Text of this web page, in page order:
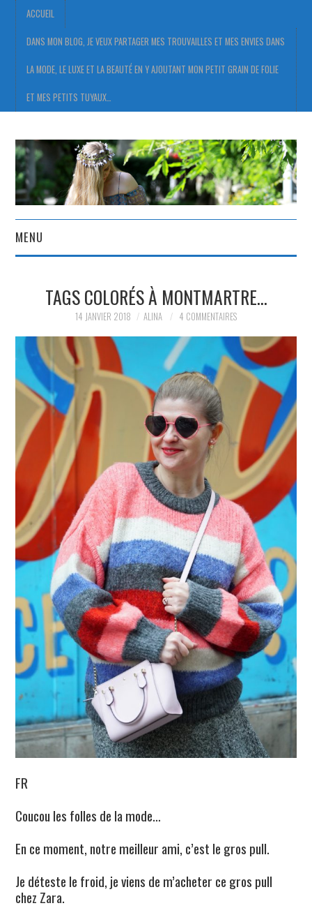
ACCUEIL
DANS MON BLOG, JE VEUX PARTAGER MES TROUVAILLES ET MES ENVIES DANS
LA MODE, LE LUXE ET LA BEAUTÉ EN Y AJOUTANT MON PETIT GRAIN DE FOLIE
ET MES PETITS TUYAUX…
MENU
DANS MON BLOG, JE VEUX
PARTAGER MES
TROUVAILLES ET MES
ENVIES DANS LA MODE, LE
LUXE ET LA BEAUTÉ EN Y
AJOUTANT MON PETIT
GRAIN DE FOLIE ET MES
PETITS TUYAUX…
TAGS COLORÉS À MONTMARTRE…
14 JANVIER 2018 ALINA 4 COMMENTAIRES
FR
Coucou les folles de la mode…
En ce moment, notre meilleur ami, c’est le gros pull.
Je déteste le froid, je viens de m’acheter ce gros pull
chez Zara.